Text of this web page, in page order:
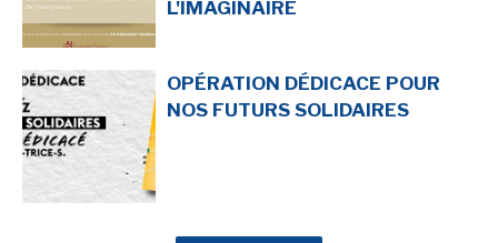
L'IMAGINAIRE
OPÉRATION DÉDICACE POUR
NOS FUTURS SOLIDAIRES